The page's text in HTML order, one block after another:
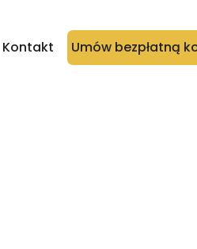
Kontakt Umów bezpłatną